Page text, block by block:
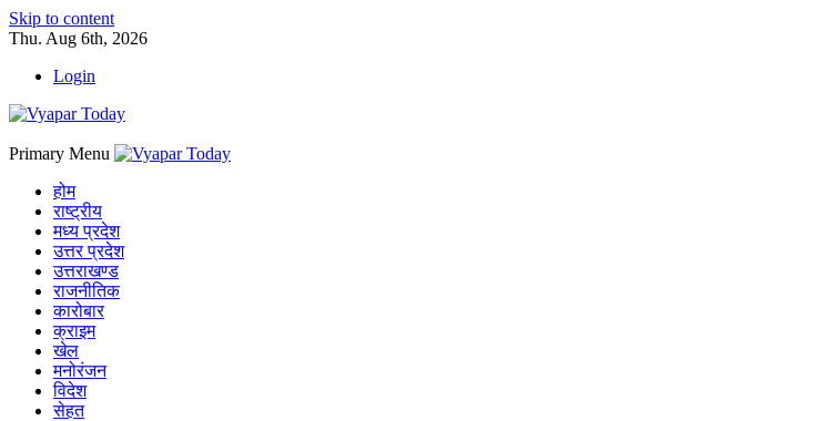
Skip to content
Thu. Aug 6th, 2026
Login
Primary Menu
होम
राष्ट्रीय
मध्य प्रदेश
उत्तर प्रदेश
उत्तराखण्ड
राजनीतिक
कारोबार
क्राइम
खेल
मनोरंजन
विदेश
सेहत